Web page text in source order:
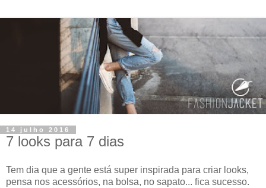
14 julho 2016
7 looks para 7 dias
Tem dia que a gente está super inspirada para criar looks,
pensa nos acessórios, na bolsa, no sapato... fica sucesso.